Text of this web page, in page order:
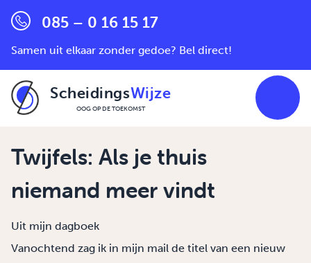
085 – 0 16 15 17
Samen uit elkaar zonder gedoe? Bel direct!
ScheidingsWijze
OOG OP DE TOEKOMST
Twijfels: Als je thuis
niemand meer vindt
Uit mijn dagboek
Vanochtend zag ik in mijn mail de titel van een nieuw